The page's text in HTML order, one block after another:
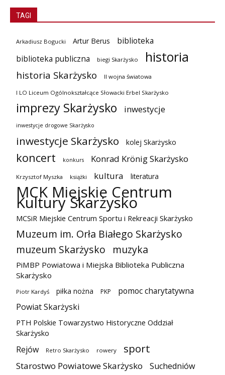
TAGI
Arkadiusz Bogucki Artur Berus
biblioteka
biblioteka publiczna
biegi Skarżysko historia
historia Skarżysko II wojna światowa
I LO Liceum Ogólnokształcące Słowacki Erbel Skarżysko
imprezy Skarżysko inwestycje
inwestycje drogowe Skarżysko
inwestycje Skarżysko kolej Skarżysko
koncert konkurs Konrad Krönig Skarżysko
Krzysztof Myszka książki kultura literatura
MCK Miejskie Centrum
Kultury Skarżysko
MCSiR Miejskie Centrum Sportu i Rekreacji Skarżysko
Muzeum im. Orła Białego Skarżysko
muzeum Skarżysko
muzyka
PiMBP Powiatowa i Miejska Biblioteka Publiczna
Skarżysko
Piotr Kardyś piłka nożna PKP
pomoc charytatywna
Powiat Skarżyski
PTH Polskie Towarzystwo Historyczne Oddział
Skarżysko
Rejów Retro Skarżysko rowery sport
Starostwo Powiatowe Skarżysko Suchedniów